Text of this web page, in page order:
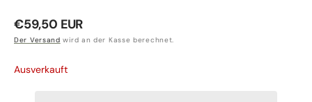
Normaler
Preis
€59,50 EUR
Der Versand wird an der Kasse berechnet.
Ausverkauft